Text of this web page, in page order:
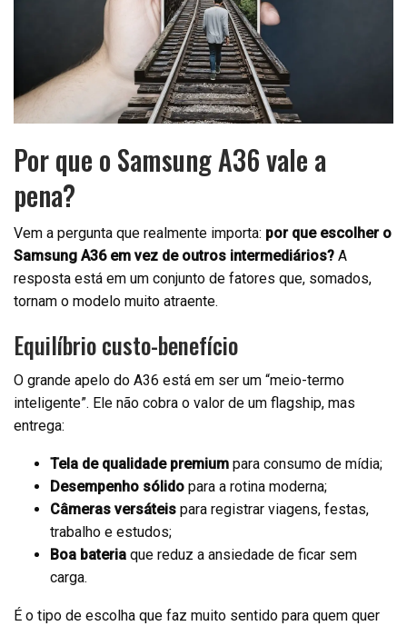
Por que o Samsung A36 vale a
pena?
Vem a pergunta que realmente importa: por que escolher o
Samsung A36 em vez de outros intermediários? A
resposta está em um conjunto de fatores que, somados,
tornam o modelo muito atraente.
Equilíbrio custo-benefício
O grande apelo do A36 está em ser um “meio-termo
inteligente”. Ele não cobra o valor de um flagship, mas
entrega:
Tela de qualidade premium para consumo de mídia;
Desempenho sólido para a rotina moderna;
Câmeras versáteis para registrar viagens, festas,
trabalho e estudos;
Boa bateria que reduz a ansiedade de ficar sem
carga.
É o tipo de escolha que faz muito sentido para quem quer